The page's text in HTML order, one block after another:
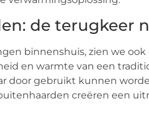
de terugkeer
binnenshuis, zien we
en warmte van een
door gebruikt kunnen
creëren een